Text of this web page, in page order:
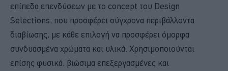
επίπεδα επενδύσεων με το concept του Design
Selections, που προσφέρει σύγχρονα περιβάλλοντα
διαβίωσης, με κάθε επιλογή να προσφέρει όμορφα
συνδυασμένα χρώματα και υλικά. Χρησιμοποιούνται
επίσης φυσικά, βιώσιμα επεξεργασμένες και